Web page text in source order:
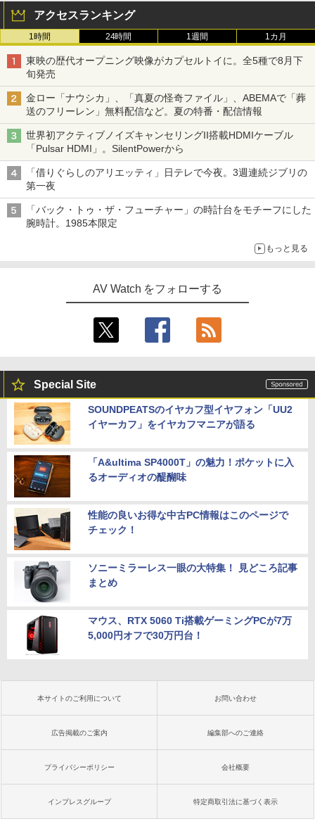
アクセスランキング
1時間 24時間 1週間 1カ月
東映の歴代オープニング映像がカプセルトイに。全5種で8月下
旬発売
金ロー「ナウシカ」、「真夏の怪奇ファイル」、ABEMAで「葬
送のフリーレン」無料配信など。夏の特番・配信情報
世界初アクティブノイズキャンセリングII搭載HDMIケーブル
「Pulsar HDMI」。SilentPowerから
「借りぐらしのアリエッティ」日テレで今夜。3週連続ジブリの
第一夜
「バック・トゥ・ザ・フューチャー」の時計台をモチーフにした
腕時計。1985本限定
もっと見る
AV Watch をフォローする
Special Site
SOUNDPEATSのイヤカフ型イヤフォン「UU2
イヤーカフ」をイヤカフマニアが語る
「A&ultima SP4000T」の魅力！ポケットに入
るオーディオの醍醐味
性能の良いお得な中古PC情報はこのページで
チェック！
ソニーミラーレス一眼の大特集！ 見どころ記事
まとめ
マウス、RTX 5060 Ti搭載ゲーミングPCが7万
5,000円オフで30万円台！
本サイトのご利用について お問い合わせ
広告掲載のご案内 編集部へのご連絡
プライバシーポリシー 会社概要
インプレスグループ 特定商取引法に基づく表示